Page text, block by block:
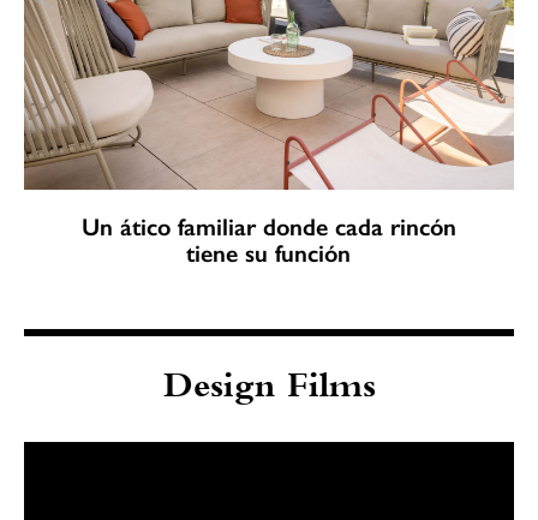
Un ático familiar donde cada rincón
tiene su función
Design Films